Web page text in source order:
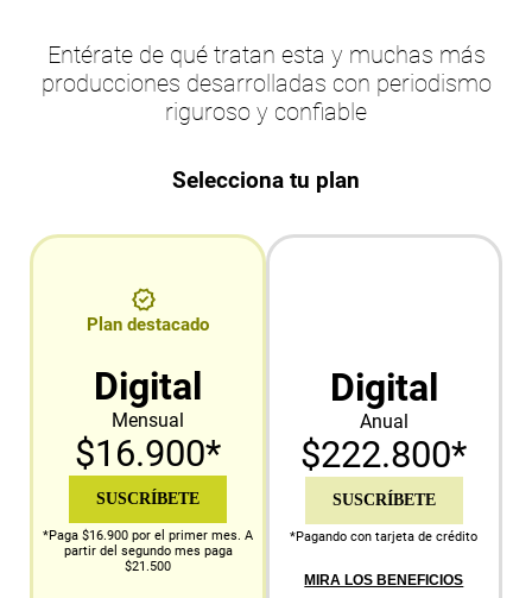
Entérate de qué tratan esta y muchas más
producciones desarrolladas con periodismo
riguroso y confiable
Selecciona tu plan
Plan destacado
Digital
Mensual
$16.900*
SUSCRÍBETE
*Paga $16.900 por el primer mes. A
partir del segundo mes paga
$21.500
Digital
Anual
$222.800*
SUSCRÍBETE
*Pagando con tarjeta de crédito
MIRA LOS BENEFICIOS